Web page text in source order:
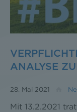
ANALYSE
28. Mai 2021
Mit 13.2.2021